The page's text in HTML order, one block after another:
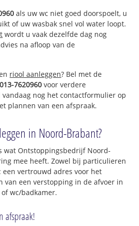
als uw wc niet goed doorspoelt, u
of uw wasbak snel vol water loopt.
wordt u vaak dezelfde dag nog
na afloop van de
riool aanleggen? Bel met de
7620960 voor verdere
nog het contactformulier op
plannen van een afspraak.
in Noord-Brabant?
wat Ontstoppingsbedrijf Noord-
mee heeft. Zowel bij particulieren
vertrouwd adres voor het
van een verstopping in de afvoer in
wc/badkamer.
afspraak!